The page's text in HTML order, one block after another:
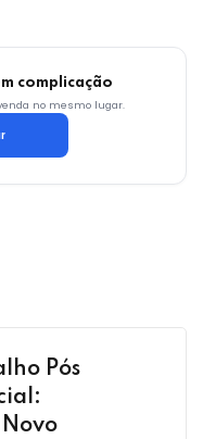
complicação
no mesmo lugar.
Pós